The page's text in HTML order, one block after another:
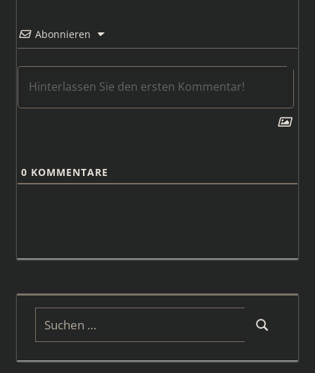
Abonnieren
0 KOMMENTARE
Suchen
nach:
Suchen